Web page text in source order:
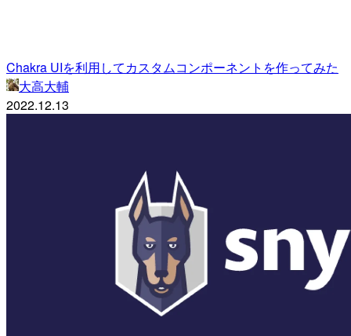
Chakra UIを利用してカスタムコンポーネントを作ってみた
大高大輔
2022.12.13